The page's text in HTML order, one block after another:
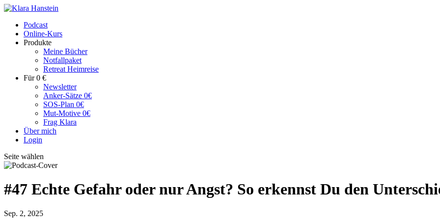
Podcast
Online-Kurs
Produkte
Meine Bücher
Notfallpaket
Retreat Heimreise
Für 0 €
Newsletter
Anker-Sätze 0€
SOS-Plan 0€
Mut-Motive 0€
Frag Klara
Über mich
Login
Seite wählen
#47 Echte Gefahr oder nur Angst? So erkennst Du den
Sep. 2, 2025